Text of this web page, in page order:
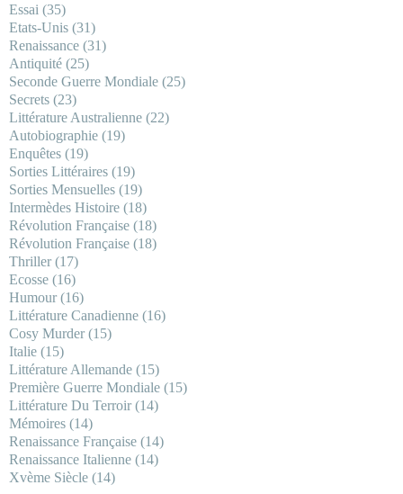
Essai (35)
Etats-Unis (31)
Renaissance (31)
Antiquité (25)
Seconde Guerre Mondiale (25)
Secrets (23)
Littérature Australienne (22)
Autobiographie (19)
Enquêtes (19)
Sorties Littéraires (19)
Sorties Mensuelles (19)
Intermèdes Histoire (18)
Révolution Française (18)
Révolution Française (18)
Thriller(17)
Ecosse (16)
Humour(16)
Littérature Canadienne (16)
Cosy Murder(15)
Italie (15)
Littérature Allemande (15)
Première Guerre Mondiale (15)
Littérature Du Terroir(14)
Mémoires (14)
Renaissance Française (14)
Renaissance Italienne (14)
Xvème Siècle (14)